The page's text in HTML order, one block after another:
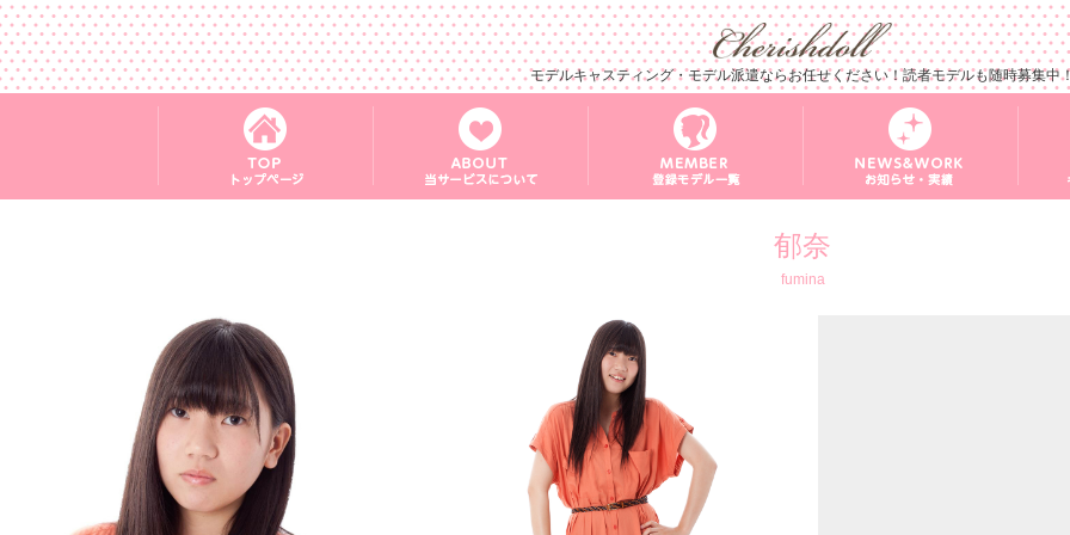
モデルキャスティング・モデル派遣ならお任せください！読者モデルも随時募集中
郁奈
fumina